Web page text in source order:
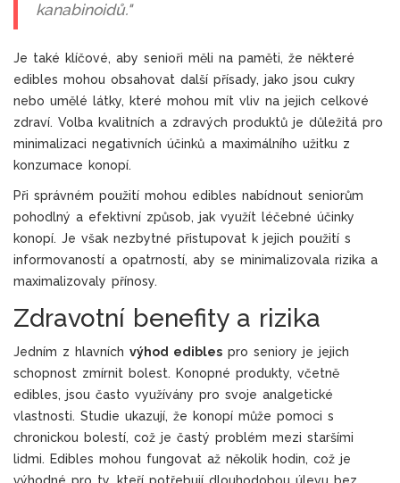
kanabinoidů."
Je také klíčové, aby senioři měli na paměti, že některé
edibles mohou obsahovat další přísady, jako jsou cukry
nebo umělé látky, které mohou mít vliv na jejich celkové
zdraví. Volba kvalitních a zdravých produktů je důležitá pro
minimalizaci negativních účinků a maximálního užitku z
konzumace konopí.
Při správném použití mohou edibles nabídnout seniorům
pohodlný a efektivní způsob, jak využít léčebné účinky
konopí. Je však nezbytné přistupovat k jejich použití s
informovaností a opatrností, aby se minimalizovala rizika a
maximalizovaly přínosy.
Zdravotní benefity a rizika
Jedním z hlavních výhod edibles pro seniory je jejich
schopnost zmírnit bolest. Konopné produkty, včetně
edibles, jsou často využívány pro svoje analgetické
vlastnosti. Studie ukazují, že konopí může pomoci s
chronickou bolestí, což je častý problém mezi staršími
lidmi. Edibles mohou fungovat až několik hodin, což je